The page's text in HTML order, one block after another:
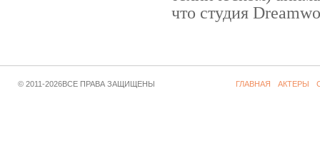
что студия
© 2011-2026ВСЕ ПРАВА ЗАЩИЩЕНЫ ГЛАВНАЯ АКТЕРЫ